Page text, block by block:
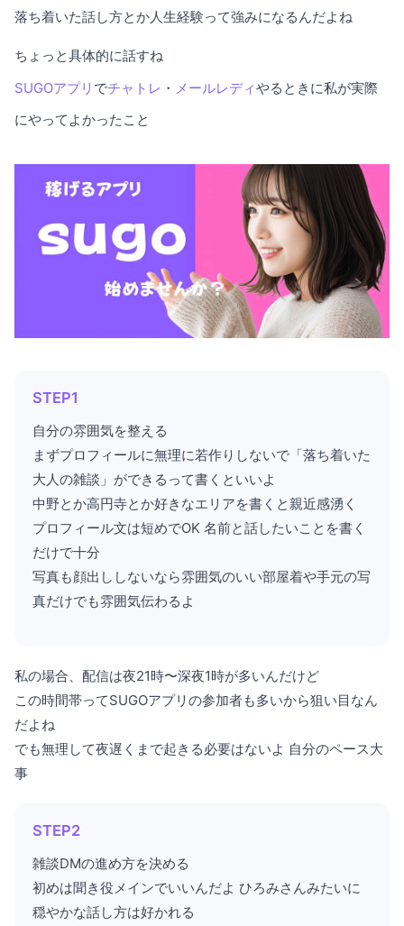
落ち着いた話し方とか人生経験って強みになるんだよね
ちょっと具体的に話すね
SUGOアプリ でチャトレ ・ メールレディやるときに私が実際
にやってよかったこと
STEP1
自分の雰囲気を整える
まずプロフィールに無理に若作りしないで「落ち着いた
大人の雑談」ができるって書くといいよ
中野とか高円寺とか好きなエリアを書くと親近感湧く
プロフィール文は短めでOK 名前と話したいことを書く
だけで十分
写真も顔出ししないなら雰囲気のいい部屋着や手元の写
真だけでも雰囲気伝わるよ
私の場合、配信は夜21時〜深夜1時が多いんだけど
この時間帯ってSUGOアプリの参加者も多いから狙い目なん
だよね
でも無理して夜遅くまで起きる必要はないよ 自分のペース大
事
STEP2
雑談DMの進め方を決める
初めは聞き役メインでいいんだよ ひろみさんみたいに
穏やかな話し方は好かれる